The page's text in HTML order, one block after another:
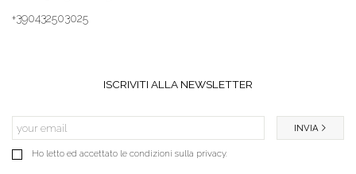
+390432503025
ISCRIVITI ALLA NEWSLETTER
Ho letto ed accettato le condizioni sulla privacy.
INVIA